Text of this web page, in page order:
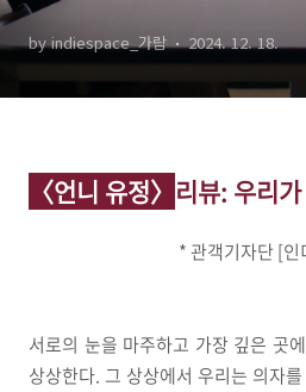
by indiespace_가람 2024. 12. 18.
〈언니 유정〉 리뷰: 우리
* 관객기자단 [
서로의 눈을 마주하고 가장 깊은 곳
상상한다. 그 상상에서 우리는 의자